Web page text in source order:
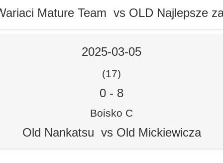
Mature Team vs OLD Najlepsze
2025-03-05
(17)
0 - 8
Boisko C
Old Nankatsu vs Old Mickiewicza